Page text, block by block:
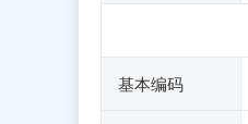
基本编码